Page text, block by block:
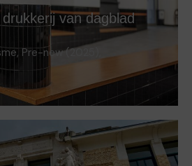
van dagblad
, Pre-new (2025)